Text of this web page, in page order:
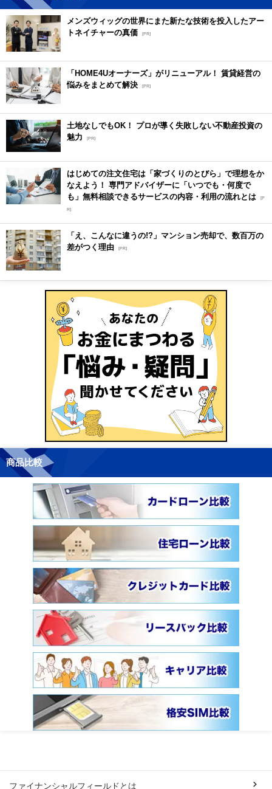
メンズウィッグの世界にまた新たな技術を投入したアー
トネイチャーの真価 [PR]
「HOME4Uオーナーズ」がリニューアル！ 賃貸経営の
悩みをまとめて解決 [PR]
土地なしでもOK！ プロが導く失敗しない不動産投資の
魅力
[PR]
はじめての注文住宅は「家づくりのとびら」で理想をか
なえよう！ 専門アドバイザーに「いつでも・何度で
も」無料相談できるサービスの内容・利用の流れとは [P
R]
「え、こんなに違うの!?」マンション売却で、数百万の
差がつく理由 [PR]
商品比較
ファイナンシャルフィールドとは